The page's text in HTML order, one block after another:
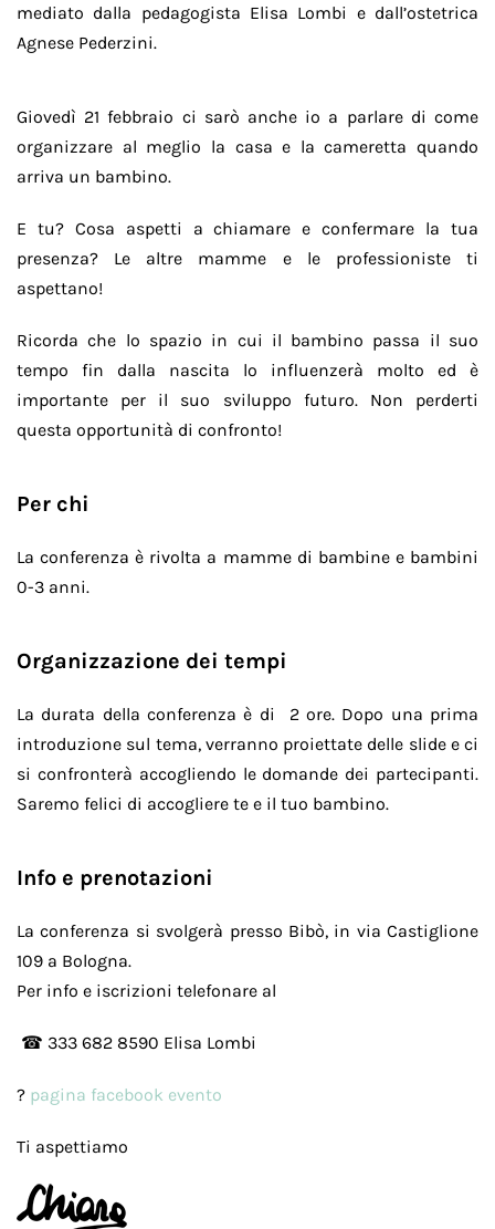
mediato dalla pedagogista Elisa Lombi e dall’ostetrica
Agnese Pederzini.
Giovedì 21 febbraio ci sarò anche io a parlare di come
organizzare al meglio la casa e la cameretta quando
arriva un bambino.
E tu? Cosa aspetti a chiamare e confermare la tua
presenza? Le altre mamme e le professioniste ti
aspettano!
Ricorda che lo spazio in cui il bambino passa il suo
tempo fin dalla nascita lo influenzerà molto ed è
importante per il suo sviluppo futuro. Non perderti
questa opportunità di confronto!
Per chi
La conferenza è rivolta a mamme di bambine e bambini
0-3 anni.
Organizzazione dei tempi
La durata della conferenza è di 2 ore. Dopo una prima
introduzione sul tema, verranno proiettate delle slide e ci
si confronterà accogliendo le domande dei partecipanti.
Saremo felici di accogliere te e il tuo bambino.
Info e prenotazioni
La conferenza si svolgerà presso Bibò, in via Castiglione
109 a Bologna.
Per info e iscrizioni telefonare al
☎ 333 682 8590 Elisa Lombi
? pagina facebook evento
Ti aspettiamo